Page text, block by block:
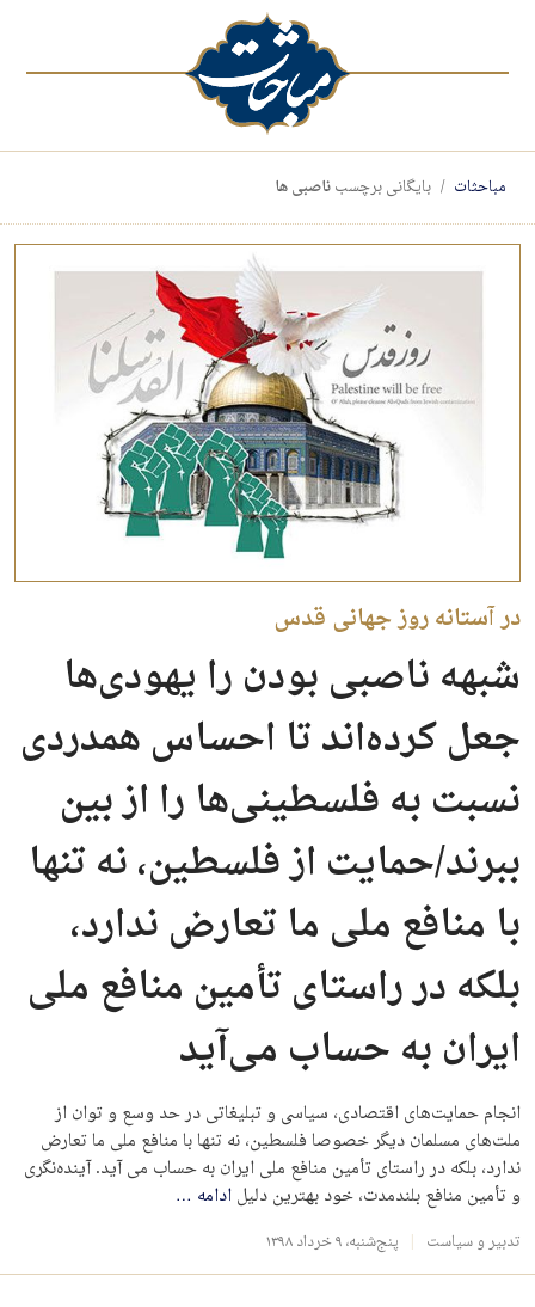
مباحثات بایگانی برچسبناصبی ها
در آستانه روز جهانی قدس
شبهه ناصبی بودن را یهودی‌ها
جعل کرده‌اند تا احساس همدردی
نسبت به فلسطینی‌ها را از بین
ببرند/حمایت‌ از فلسطین، نه تنها
با منافع ملی ما تعارض ندارد،
بلکه در راستای تأمین منافع ملی
ایران به حساب می‌آید
انجام حمایت‌هاى اقتصادى، سیاسى و تبلیغاتى در حد وسع و توان از
ملت‌هاى مسلمان دیگر خصوصا فلسطین، نه تنها با منافع ملى ما تعارض
ندارد، بلکه در راستاى تأمین منافع ملى ایران به حساب مى آید. آینده‌نگرى
و تأمین منافع بلندمدت، خود بهترین دلیلادامه …
تدبیر و سیاست پنج‌شنبه، ۹ خرداد ۱۳۹۸